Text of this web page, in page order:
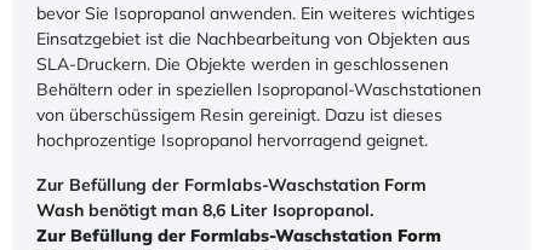
bevor Sie Isopropanol anwenden. Ein weiteres wichtiges
Einsatzgebiet ist die Nachbearbeitung von Objekten aus
SLA-Druckern. Die Objekte werden in geschlossenen
Behältern oder in speziellen Isopropanol-Waschstationen
von überschüssigem Resin gereinigt. Dazu ist dieses
hochprozentige Isopropanol hervorragend geignet.
Zur Befüllung der Formlabs-Waschstation Form
Wash benötigt man 8,6 Liter Isopropanol.
Zur Befüllung der Formlabs-Waschstation Form